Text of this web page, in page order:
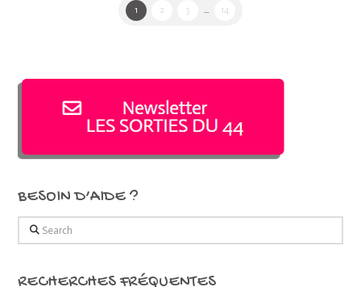
1 2 3 ... 14
BESOIN D’AIDE ?
Search
RECHERCHES FRÉQUENTES